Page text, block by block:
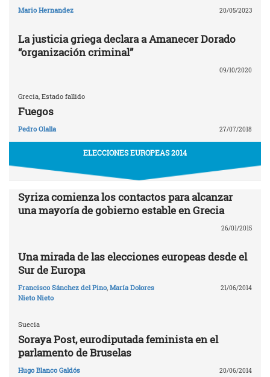
Mario Hernandez 20/05/2023
La justicia griega declara a Amanecer Dorado
“organización criminal”
09/10/2020
Grecia, Estado fallido
Fuegos
Pedro Olalla 27/07/2018
ELECCIONES EUROPEAS 2014
Syriza comienza los contactos para alcanzar
una mayoría de gobierno estable en Grecia
26/01/2015
Una mirada de las elecciones europeas desde el
Sur de Europa
Francisco Sánchez del Pino, María Dolores
Nieto Nieto
21/06/2014
Suecia
Soraya Post, eurodiputada feminista en el
parlamento de Bruselas
Hugo Blanco Galdós 20/06/2014